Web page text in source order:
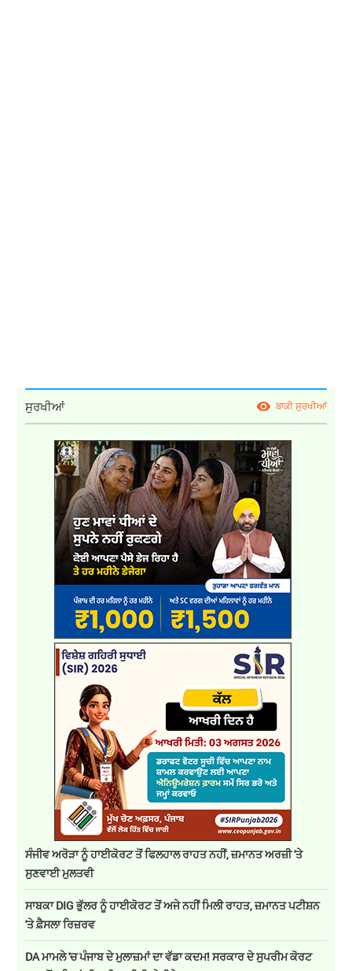
ਸੁਰਖੀਆਂ ਬਾਕੀ ਸੁਰਖੀਆਂ
ਸੰਜੀਵ ਅਰੋੜਾ ਨੂੰ ਹਾਈਕੋਰਟ ਤੋਂ ਫਿਲਹਾਲ ਰਾਹਤ ਨਹੀਂ, ਜ਼ਮਾਨਤ ਅਰਜ਼ੀ 'ਤੇ
ਸੁਣਵਾਈ ਮੁਲਤਵੀ
ਸਾਬਕਾ DIG ਭੁੱਲਰ ਨੂੰ ਹਾਈਕੋਰਟ ਤੋਂ ਅਜੇ ਨਹੀਂ ਮਿਲੀ ਰਾਹਤ, ਜ਼ਮਾਨਤ ਪਟੀਸ਼ਨ
'ਤੇ ਫ਼ੈਸਲਾ ਰਿਜ਼ਰਵ
DA ਮਾਮਲੇ 'ਚ ਪੰਜਾਬ ਦੇ ਮੁਲਾਜ਼ਮਾਂ ਦਾ ਵੱਡਾ ਕਦਮ! ਸਰਕਾਰ ਦੇ ਸੁਪਰੀਮ ਕੋਰਟ